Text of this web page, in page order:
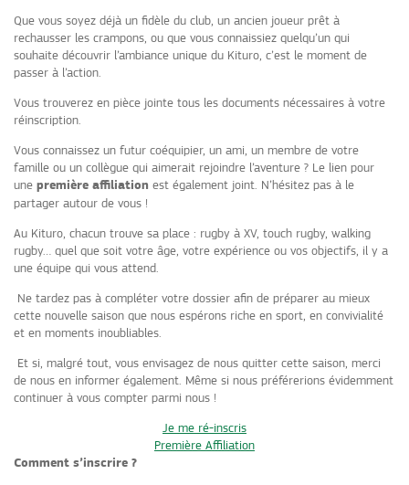
Que vous soyez déjà un fidèle du club, un ancien joueur prêt à
rechausser les crampons, ou que vous connaissiez quelqu’un qui
souhaite découvrir l’ambiance unique du Kituro, c’est le moment de
passer à l’action.
Vous trouverez en pièce jointe tous les documents nécessaires à votre
réinscription.
Vous connaissez un futur coéquipier, un ami, un membre de votre
famille ou un collègue qui aimerait rejoindre l’aventure ? Le lien pour
une première affiliation est également joint. N’hésitez pas à le
partager autour de vous !
Au Kituro, chacun trouve sa place : rugby à XV, touch rugby, walking
rugby… quel que soit votre âge, votre expérience ou vos objectifs, il y a
une équipe qui vous attend.
Ne tardez pas à compléter votre dossier afin de préparer au mieux
cette nouvelle saison que nous espérons riche en sport, en convivialité
et en moments inoubliables.
Et si, malgré tout, vous envisagez de nous quitter cette saison, merci
de nous en informer également. Même si nous préférerions évidemment
continuer à vous compter parmi nous !
Je me ré-inscris
Première Affiliation
Comment s’inscrire ?